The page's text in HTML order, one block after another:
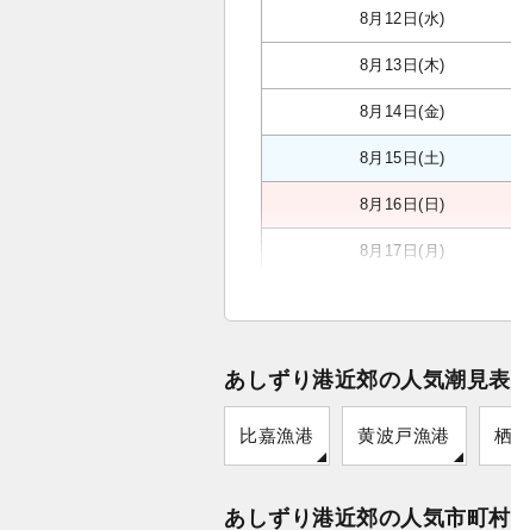
8月12日(水)
8月13日(木)
8月14日(金)
8月15日(土)
8月16日(日)
8月17日(月)
あしずり港近郊の人気潮見
比嘉漁港 黄波戸漁港
あしずり港近郊の人気市町村